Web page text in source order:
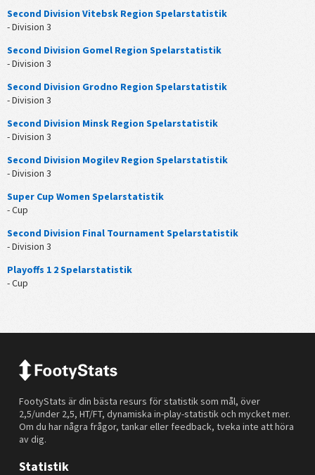
Second Division Vitebsk Region Spelarstatistik
- Division 3
Second Division Gomel Region Spelarstatistik
- Division 3
Second Division Grodno Region Spelarstatistik
- Division 3
Second Division Minsk Region Spelarstatistik
- Division 3
Second Division Mogilev Region Spelarstatistik
- Division 3
Super Cup Women Spelarstatistik
- Cup
Second Division Final Tournament Spelarstatistik
- Division 3
Playoffs 1 2 Spelarstatistik
- Cup
FootyStats är din bästa resurs för statistik som mål, över
2,5/under 2,5, HT/FT, dynamiska in-play-statistik och mycket mer.
Om du har några frågor, tankar eller feedback, tveka inte att höra
av dig.
Statistik